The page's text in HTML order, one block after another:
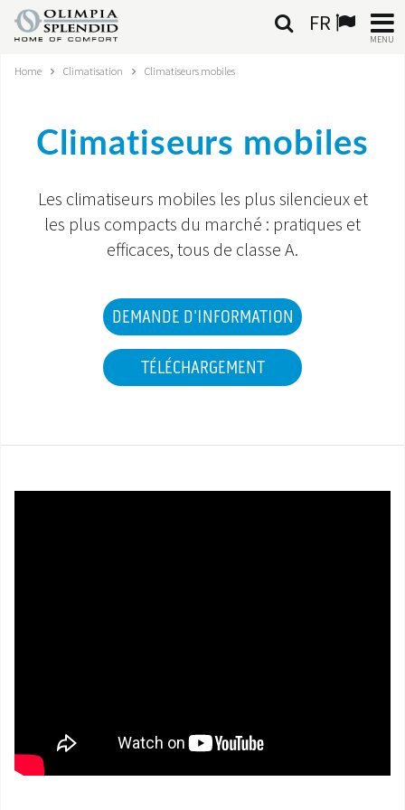
FR
MENU
FRANÇAIS
CHAUFFAGE
TRAITEMENT DE L'AIR
SYSTÈMES INTÉGRÉS
Home Climatisation Climatiseurs mobiles
Climatiseurs mobiles
Les climatiseurs mobiles les plus silencieux et
les plus compacts du marché : pratiques et
efficaces, tous de classe A.
DEMANDE D'INFORMATION
TÉLÉCHARGEMENT